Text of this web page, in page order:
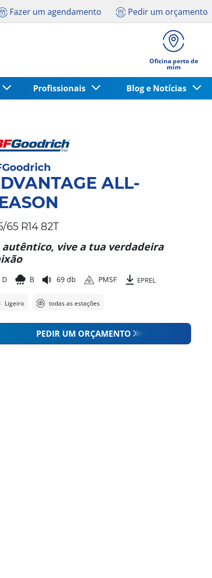
Fazer um agendamento Pedir um orçamento
Oficina perto de
mim
Profissionais Blog e Notícias
ALL-
65 R14 82T
autêntico, vive a tua verdadeira
D B 69 db PMSF EPREL
Ligeiro todas as estações
PEDIR UM ORÇAMENTO